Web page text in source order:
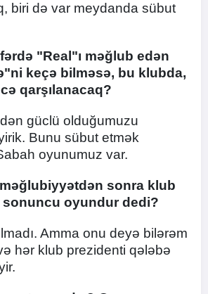
biri də var meydanda sübut
"Real"ı məğlub edən
keçə bilməsə, bu klubda,
qarşılanacaq?
güclü olduğumuzu
Bunu sübut etmək
oyunumuz var.
sonra klub
oyundur dedi?
Amma onu deyə bilərəm
hər klub prezidenti qələbə